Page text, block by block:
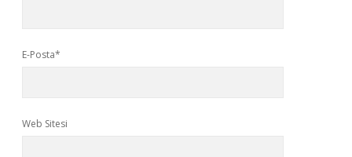
E-Posta*
Web Sitesi